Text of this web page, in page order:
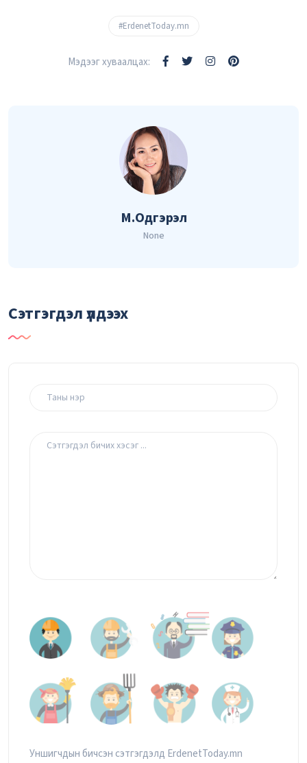
#ErdenetToday.mn
Мэдээг хуваалцах:
М.Одгэрэл
None
Сэтгэгдэл үлдээх
Уншигчдын бичсэн сэтгэгдэлд ErdenetToday.mn